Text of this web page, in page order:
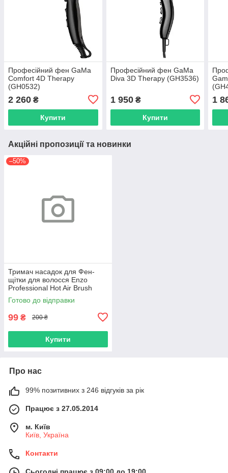
Професійний фен GaMa
Comfort 4D Therapy
(GH0532)
2 260 ₴
Купити
Професійний фен GaMa
Diva 3D Therapy (GH3536)
1 950₴
Купити
1
Акційні пропозиції та новинки
–50%
Тримач насадок для Фен-
щітки для волосся Enzo
Professional Hot Air Brush
1500W (EN-743-01)
Готово до відправки
99 ₴ 200 ₴
Купити
Про нас
99% позитивних з 246 відгуків за рік
Працює з 27.05.2014
м. Київ
Київ, Україна
Контакти